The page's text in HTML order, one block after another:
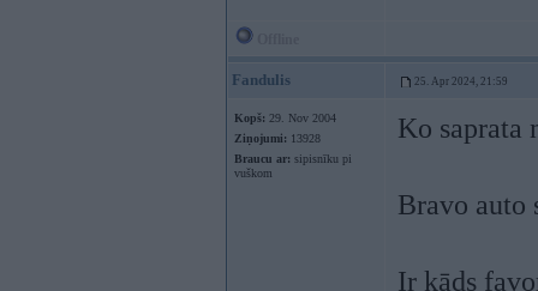
Fandulis 25. Apr 2024, 21:59
Kopš: 29. Nov 2004
Ziņojumi: 13928
Braucu ar: sipisnīku pi
vuškom
Ko saprata
Bravo auto
Ir kāds